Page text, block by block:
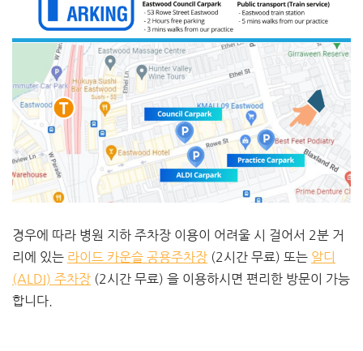
경우에 따라 병원 지하 주차장 이용이 어려울 시 걸어서 2분 거
리에 있는 라이드 카운슬 공용주차장 (2시간 무료) 또는 알디
(ALDI) 주차장 (2시간 무료) 을 이용하시면 편리한 방문이 가능
합니다.